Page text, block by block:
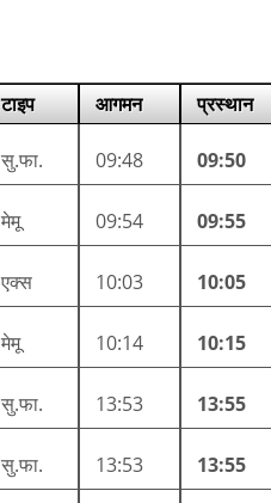
टाइप आगमन प्रस्थान
सु.फा. 09:48 09:50
मेमू 09:54 09:55
एक्स 10:03 10:05
मेमू 10:14 10:15
सु.फा. 13:53 13:55
सु.फा. 13:53 13:55